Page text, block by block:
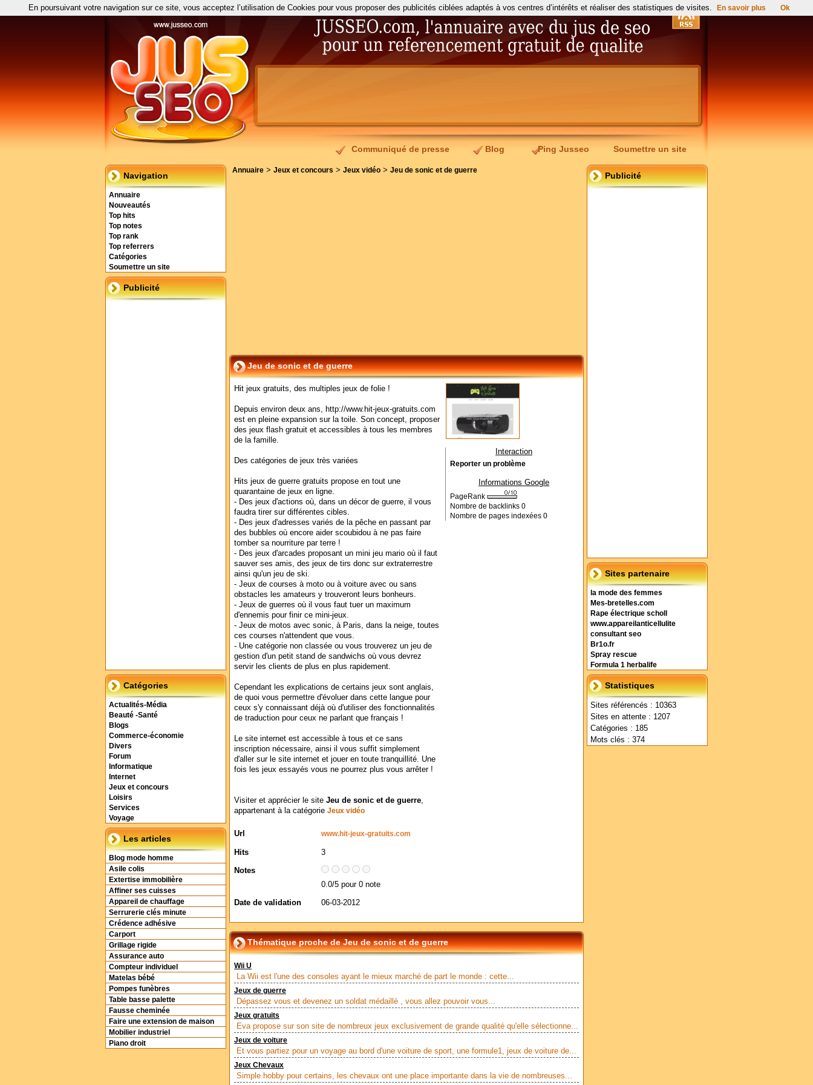
Communiqué de presse Blog Ping Jusseo Soumettre un site
Navigation
Annuaire
Nouveautés
Top hits
Top notes
Top rank
Top referrers
Catégories
Soumettre un site
Publicité
Catégories
Actualités-Média
Beauté -Santé
Blogs
Commerce-économie
Divers
Forum
Informatique
Internet
Jeux et concours
Loisirs
Services
Voyage
Les articles
Blog mode homme
Asile colis
Extertise immobilière
Affiner ses cuisses
Appareil de chauffage
Serrurerie clés minute
Crédence adhésive
Carport
Grillage rigide
Assurance auto
Compteur individuel
Matelas bébé
Pompes funèbres
Table basse palette
Fausse cheminée
Faire une extension de maison
Mobilier industriel
Piano droit
Publicité
Sites partenaire
la mode des femmes
Mes-bretelles.com
Rape électrique scholl
www.appareilanticellulite
consultant seo
Br1o.fr
Spray rescue
Formula 1 herbalife
Statistiques
Sites référencés : 10363
Sites en attente : 1207
Catégories : 185
Mots clés : 374
Annuaire > Jeux et concours > Jeux vidéo > Jeu de sonic et de guerre
Jeu de sonic et de guerre
Hit jeux gratuits, des multiples jeux de folie !
Depuis environ deux ans, http://www.hit-jeux-gratuits.com
est en pleine expansion sur la toile. Son concept, proposer
des jeux flash gratuit et accessibles à tous les membres
de la famille.
Des catégories de jeux très variées
Hits jeux de guerre gratuits propose en tout une
quarantaine de jeux en ligne.
- Des jeux d'actions où, dans un décor de guerre, il vous
faudra tirer sur différentes cibles.
- Des jeux d'adresses variés de la pêche en passant par
des bubbles où encore aider scoubidou à ne pas faire
tomber sa nourriture par terre !
- Des jeux d'arcades proposant un mini jeu mario où il faut
sauver ses amis, des jeux de tirs donc sur extraterrestre
ainsi qu'un jeu de ski.
- Jeux de courses à moto ou à voiture avec ou sans
obstacles les amateurs y trouveront leurs bonheurs.
- Jeux de guerres où il vous faut tuer un maximum
d'ennemis pour finir ce mini-jeux.
- Jeux de motos avec sonic, à Paris, dans la neige, toutes
ces courses n'attendent que vous.
- Une catégorie non classée ou vous trouverez un jeu de
gestion d'un petit stand de sandwichs où vous devrez
servir les clients de plus en plus rapidement.
Cependant les explications de certains jeux sont anglais,
de quoi vous permettre d'évoluer dans cette langue pour
ceux s'y connaissant déjà où d'utiliser des fonctionnalités
de traduction pour ceux ne parlant que français !
Le site internet est accessible à tous et ce sans
inscription nécessaire, ainsi il vous suffit simplement
d'aller sur le site internet et jouer en toute tranquillité. Une
fois les jeux essayés vous ne pourrez plus vous arrêter !
Visiter et apprécier le site Jeu de sonic et de guerre,
appartenant à la catégorie Jeux vidéo
Url www.hit-jeux-gratuits.com
Hits
3
Notes
0.0/5 pour 0 note
Date de validation
06-03-2012
Interaction
Reporter un problème
Informations Google
PageRank
Nombre de backlinks 0
Nombre de pages indexées 0
Thématique proche de Jeu de sonic et de guerre
Wii U
La Wii est l'une des consoles ayant le mieux marché de part le monde : cette...
Jeux de guerre
Dépassez vous et devenez un soldat médaillé , vous allez pouvoir vous...
Jeux gratuits
Eva propose sur son site de nombreux jeux exclusivement de grande qualité qu'elle sélectionne...
Jeux de voiture
Et vous partiez pour un voyage au bord d'une voiture de sport, une formule1, jeux de voiture de...
Jeux Chevaux
Simple hobby pour certains, les chevaux ont une place importante dans la vie de nombreuses...
En poursuivant votre navigation sur ce site, vous acceptez l’utilisation de Cookies pour vous proposer des publicités ciblées adaptés à vos centres d’intérêts et réaliser des statistiques de visites. En savoir plus Ok